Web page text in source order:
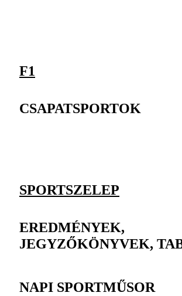
F1
CSAPATSPORTOK
SPORTSZELEP
EREDMÉNYEK,
JEGYZŐKÖNYVEK,
NAPI SPORTMŰSOR